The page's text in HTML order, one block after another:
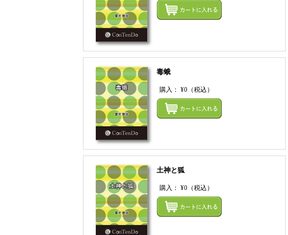
毒蛾
購入： ¥0 （税込）
土神と狐
購入： ¥0 （税込）